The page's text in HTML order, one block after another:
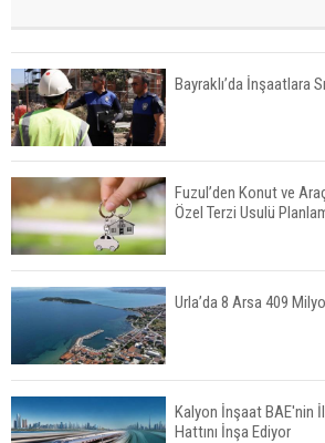
Bayraklı’da İnşaatlara
Fuzul’den Konut ve
Özel Terzi Usulü
Urla’da 8 Arsa 409
Kalyon İnşaat BAE'nin
Hattını İnşa Ediyor